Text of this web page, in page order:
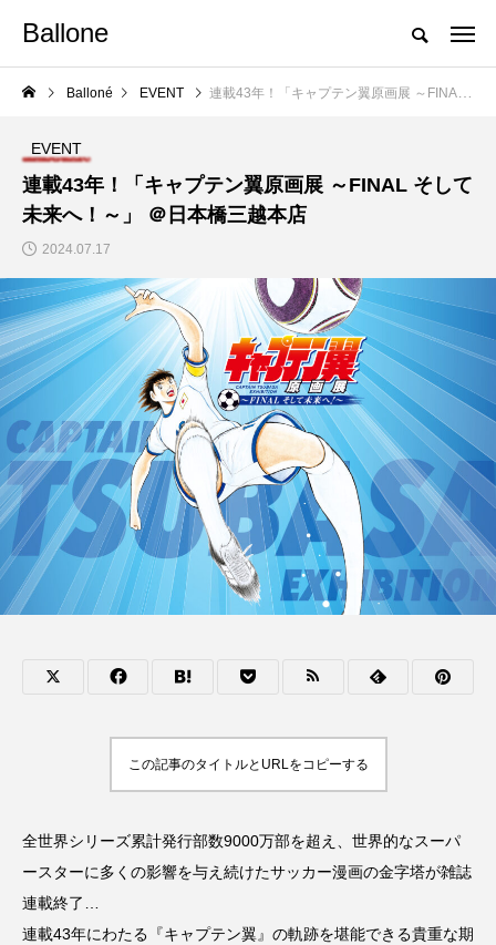
Ballone
Balloné EVENT 連載43年！「キャプテン翼原画展 ～FINAL そして未来へ！～」 ＠日本橋三越本店
EVENT
連載43年！「キャプテン翼原画展 ～FINAL そして
未来へ！～」 ＠日本橋三越本店
2024.07.17
この記事のタイトルとURLをコピーする
全世界シリーズ累計発行部数9000万部を超え、世界的なスーパ
ースターに多くの影響を与え続けたサッカー漫画の金字塔が雑誌
連載終了…
連載43年にわたる『キャプテン翼』の軌跡を堪能できる貴重な期